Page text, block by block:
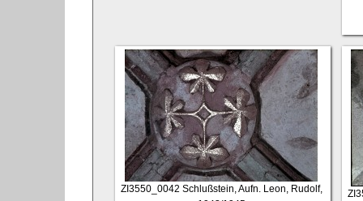
ZI3550_0042 Schlußstein, Aufn. Leon, Rudolf,